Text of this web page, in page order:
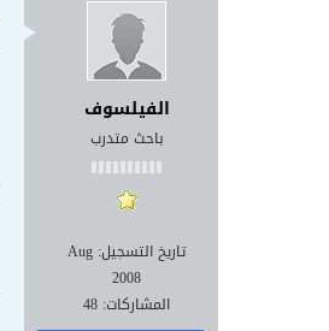
الفيلسوف
باحث متدرب
تاريخ التسجيل: Aug
2008
المشاركات: 48